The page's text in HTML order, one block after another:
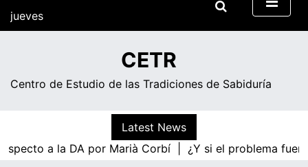
jueves
CETR
Centro de Estudio de las Tradiciones de Sabiduría
Latest News
a la DA por Marià Corbí |¿Y si el problema fuera la